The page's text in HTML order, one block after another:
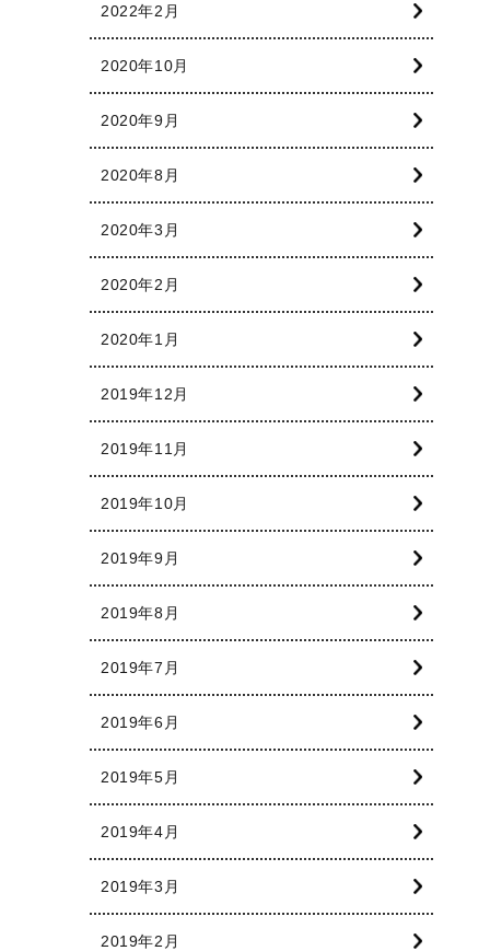
2022年2月
2020年10月
2020年9月
2020年8月
2020年3月
2020年2月
2020年1月
2019年12月
2019年11月
2019年10月
2019年9月
2019年8月
2019年7月
2019年6月
2019年5月
2019年4月
2019年3月
2019年2月